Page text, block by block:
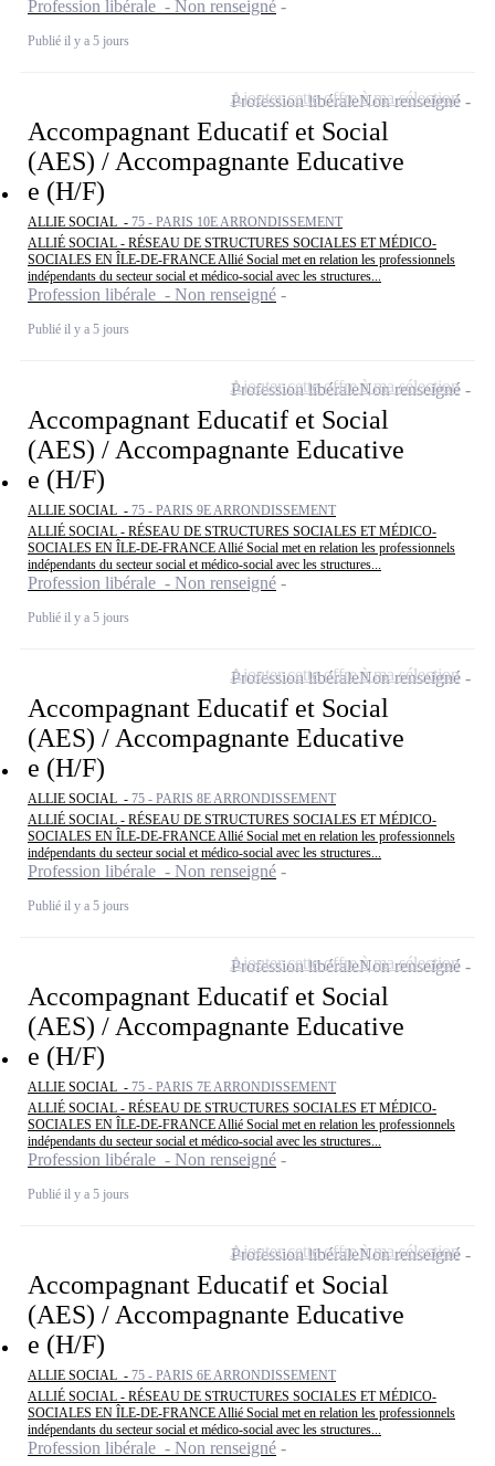
Profession libérale - Non renseigné
Publié il y a 5 jours
Accompagnant Educatif et Social
(AES) / Accompagnante Educative
e (H/F)
ALLIE SOCIAL - 75 - PARIS 10E ARRONDISSEMENT
ALLIÉ SOCIAL - RÉSEAU DE STRUCTURES SOCIALES ET MÉDICO-
SOCIALES EN ÎLE-DE-FRANCE Allié Social met en relation les professionnels
indépendants du secteur social et médico-social avec les structures...
Profession libérale - Non renseigné
Publié il y a 5 jours
Profession libéraleNon renseigné
Ajouter cette offre à ma sélection
Accompagnant Educatif et Social
(AES) / Accompagnante Educative
e (H/F)
ALLIE SOCIAL - 75 - PARIS 9E ARRONDISSEMENT
ALLIÉ SOCIAL - RÉSEAU DE STRUCTURES SOCIALES ET MÉDICO-
SOCIALES EN ÎLE-DE-FRANCE Allié Social met en relation les professionnels
indépendants du secteur social et médico-social avec les structures...
Profession libérale - Non renseigné
Publié il y a 5 jours
Profession libéraleNon renseigné
Ajouter cette offre à ma sélection
Accompagnant Educatif et Social
(AES) / Accompagnante Educative
e (H/F)
ALLIE SOCIAL - 75 - PARIS 8E ARRONDISSEMENT
ALLIÉ SOCIAL - RÉSEAU DE STRUCTURES SOCIALES ET MÉDICO-
SOCIALES EN ÎLE-DE-FRANCE Allié Social met en relation les professionnels
indépendants du secteur social et médico-social avec les structures...
Profession libérale - Non renseigné
Publié il y a 5 jours
Profession libéraleNon renseigné
Ajouter cette offre à ma sélection
Accompagnant Educatif et Social
(AES) / Accompagnante Educative
e (H/F)
ALLIE SOCIAL - 75 - PARIS 7E ARRONDISSEMENT
ALLIÉ SOCIAL - RÉSEAU DE STRUCTURES SOCIALES ET MÉDICO-
SOCIALES EN ÎLE-DE-FRANCE Allié Social met en relation les professionnels
indépendants du secteur social et médico-social avec les structures...
Profession libérale - Non renseigné
Publié il y a 5 jours
Profession libéraleNon renseigné
Ajouter cette offre à ma sélection
Accompagnant Educatif et Social
(AES) / Accompagnante Educative
e (H/F)
ALLIE SOCIAL - 75 - PARIS 6E ARRONDISSEMENT
ALLIÉ SOCIAL - RÉSEAU DE STRUCTURES SOCIALES ET MÉDICO-
SOCIALES EN ÎLE-DE-FRANCE Allié Social met en relation les professionnels
indépendants du secteur social et médico-social avec les structures...
Profession libérale - Non renseigné
Profession libéraleNon renseigné
Ajouter cette offre à ma sélection